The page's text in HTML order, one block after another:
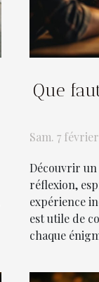
Que
Sam. 7
Découvrir un
réflexion,
expérience
est utile de
chaque